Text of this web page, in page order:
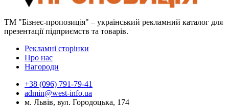
ТМ "Бізнес-пропозиція" – український рекламний каталог для
презентації підприємств та товарів.
Рекламні сторінки
Про нас
Нагороди
+38 (096) 791-79-41
admin@west-info.ua
м. Львів, вул. Городоцька, 174